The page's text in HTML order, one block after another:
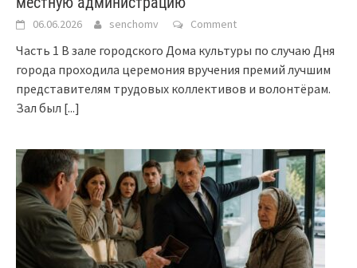
06.06.2026 senchomv Comment
Часть 1 В зале городского Дома культуры по случаю Дня
города проходила церемония вручения премий лучшим
представителям трудовых коллективов и волонтёрам.
Зал был [...]